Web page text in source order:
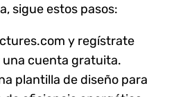
sigue estos pasos:
y regístrate
cuenta gratuita.
plantilla de diseño para